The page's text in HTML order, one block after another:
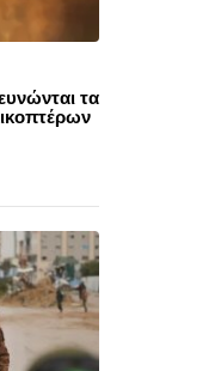
τα